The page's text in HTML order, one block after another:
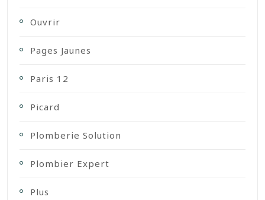
Ouvrir
Pages Jaunes
Paris 12
Picard
Plomberie Solution
Plombier Expert
Plus